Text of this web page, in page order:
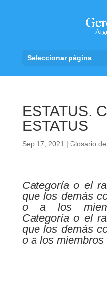
Seleccionar página
ESTATUS.
ESTATUS
Sep 17, 2021 | Glosario
Categoría o el
que los demás
o a los
Categoría o el
que los demás
o a los miembros